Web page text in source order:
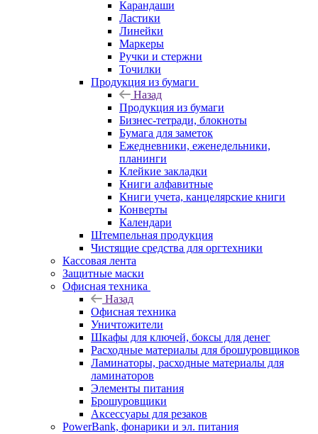
Карандаши
Ластики
Линейки
Маркеры
Ручки и стержни
Точилки
Продукция из бумаги
Назад
Продукция из бумаги
Бизнес-тетради, блокноты
Бумага для заметок
Ежедневники, еженедельники,
планинги
Клейкие закладки
Книги алфавитные
Книги учета, канцелярские книги
Конверты
Календари
Штемпельная продукция
Чистящие средства для оргтехники
Кассовая лента
Защитные маски
Офисная техника
Назад
Офисная техника
Уничтожители
Шкафы для ключей, боксы для денег
Расходные материалы для брошуровщиков
Ламинаторы, расходные материалы для
ламинаторов
Элементы питания
Брошуровщики
Аксессуары для резаков
PowerBank, фонарики и эл. питания